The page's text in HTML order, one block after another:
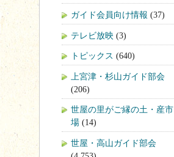
ガイド会員向け情報 (37)
テレビ放映 (3)
トピックス (640)
上宮津・杉山ガイド部会
(206)
世屋の里がご縁の土・産市
場 (14)
世屋・高山ガイド部会